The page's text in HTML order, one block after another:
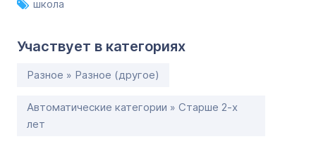
школа
Участвует в категориях
Разное » Разное (другое)
Автоматические категории » Старше 2-х
лет